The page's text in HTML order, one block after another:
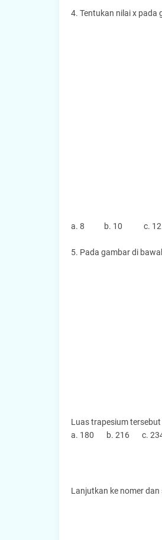
4. Tentukan nilai x pada
a. 8 b. 10 c.
5. Pada gambar di
Luas trapesium
a. 180 b. 216 c.
Lanjutkan ke nomer dan